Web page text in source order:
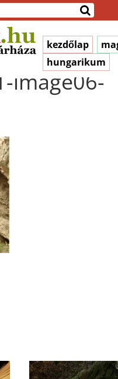
kezdőlap
hungarikum
image06-